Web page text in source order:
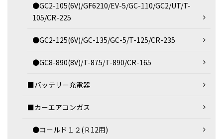
●GC2-105(6V)/GF6210/EV-5/GC-110/GC2/UT/T-
105/CR-225
●GC2-125(6V)/GC-135/GC-5/T-125/CR-235
●GC8-890(8V)/T-875/T-890/CR-165
■バッテリー充電器
■カーエアコンガス
●コールド１２(Ｒ12用)